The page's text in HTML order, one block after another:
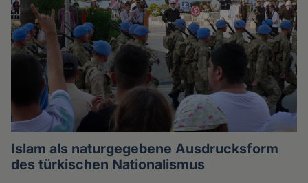
Islam als naturgegebene Ausdrucksform
des türkischen Nationalismus